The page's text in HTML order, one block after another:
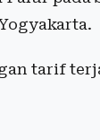
tarif